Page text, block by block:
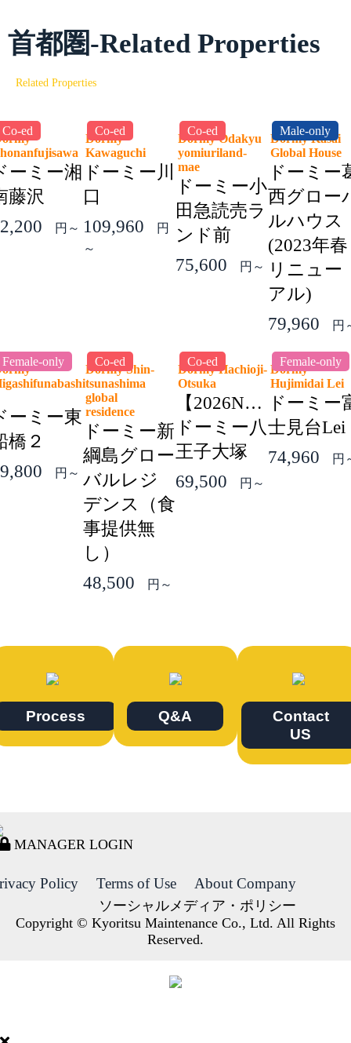
首都圏-Related Properties
Related Properties
Co-ed
ーミー湘
藤沢
円～
Co-ed
Dormy
Kawaguchi
ドーミー川
口
109,960
円
～
Co-ed
Dormy Odakyu
yomiuriland-
mae
ドーミー小
田急読売ラ
ンド前
75,600
円～
Male-only
Dormy Kasai
Global
ドーミー
西グロー
ルハウス
(2023年春
リニュー
アル)
79,960
円
Female-only
ーミー東
橋２
円～
Co-ed
Dormy Shin-
tsunashima
global
residence
ドーミー新
綱島グロー
バルレジ
デンス（食
事提供無
し）
48,500
円～
Co-ed
Dormy Hachioji-
Otsuka
【2026NEW】
ドーミー八
王子大塚
69,500
円～
Female-only
Dormy
Hujimidai
ドーミー
士見台Lei
74,960
円
Process Q&A
Contact
US
MANAGER LOGIN
Policy Terms of Use About Company
ソーシャルメディア・ポリシー
Copyright © Kyoritsu Maintenance Co., Ltd. All Rights
Reserved.